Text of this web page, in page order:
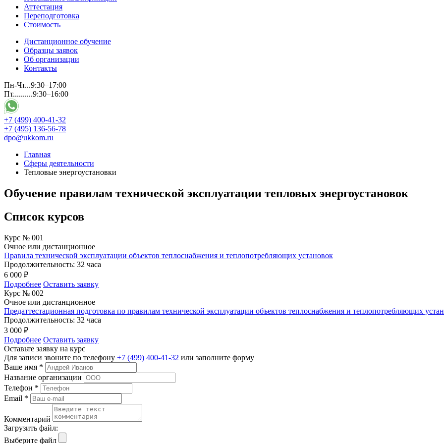
Аттестация
Переподготовка
Стоимость
Дистанционное обучение
Образцы заявок
Об организации
Контакты
Пн-Чт...9:30–17:00
Пт..........9:30–16:00
+7 (499) 400-41-32
+7 (495) 136-56-78
dpo@ukkom.ru
Главная
Сферы деятельности
Тепловые энергоустановки
Обучение правилам технической эксплуатации тепловых энергоустановок
Список курсов
Курс № 001
Очное или дистанционное
Правила технической эксплуатации объектов теплоснабжения и теплопотребляющих установок
Продолжительность: 32 часа
6 000 ₽
Подробнее Оставить заявку
Курс № 002
Очное или дистанционное
Предаттестационная подготовка по правилам технической эксплуатации объектов теплоснабжения и теплопотребляющих
Продолжительность: 32 часа
3 000 ₽
Подробнее Оставить заявку
Оставьте заявку на курс
Для записи звоните по телефону +7 (499) 400-41-32 или заполните форму
Ваше имя *
Название организации
Телефон *
Email *
Комментарий
Загрузить файл:
Выберите файл